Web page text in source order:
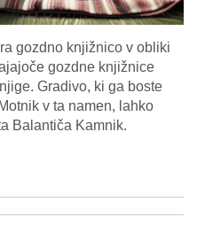
gozdno knjižnico v obliki
gozdne knjižnice
Gradivo, ki ga boste
v ta namen, lahko
Balantiča Kamnik.